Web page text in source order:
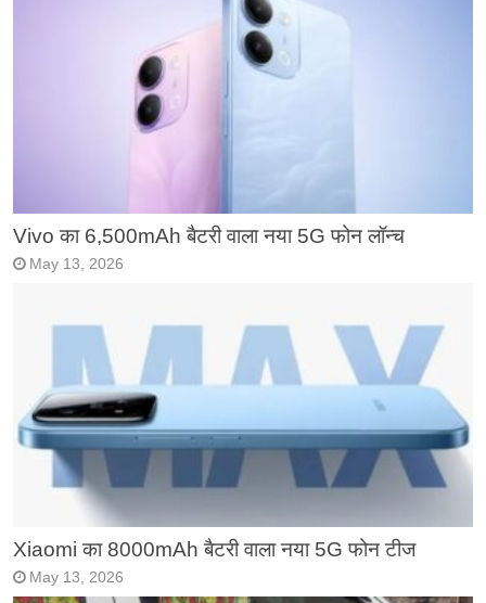
Vivo का 6,500mAh बैटरी वाला नया 5G फोन लॉन्च
May 13, 2026
Xiaomi का 8000mAh बैटरी वाला नया 5G फोन टीज
May 13, 2026